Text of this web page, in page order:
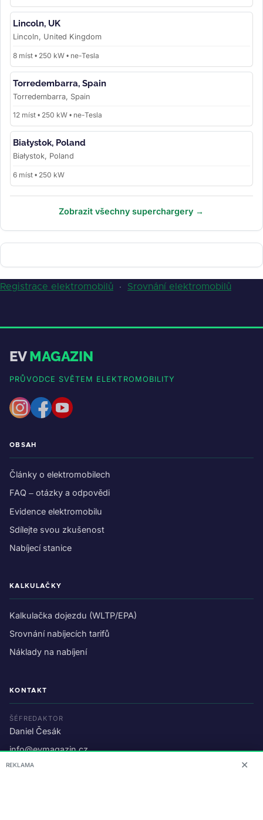
Lincoln, UK
Lincoln, United Kingdom
8 míst • 250 kW • ne-Tesla
Torredembarra, Spain
Torredembarra, Spain
12 míst • 250 kW • ne-Tesla
Białystok, Poland
Białystok, Poland
6 míst • 250 kW
Zobrazit všechny superchargery →
Registrace elektromobilů · Srovnání elektromobilů
EVMAGAZIN
PRŮVODCE SVĚTEM ELEKTROMOBILITY
OBSAH
Články o elektromobilech
FAQ – otázky a odpovědi
Evidence elektromobilu
Sdílejte svou zkušenost
Nabíjecí stanice
KALKULAČKY
Kalkulačka dojezdu (WLTP/EPA)
Srovnání nabíjecích tarifů
Náklady na nabíjení
KONTAKT
ŠÉFREDAKTOR
Daniel Česák
info@evmagazin.cz
O nás
REKLAMA ✕